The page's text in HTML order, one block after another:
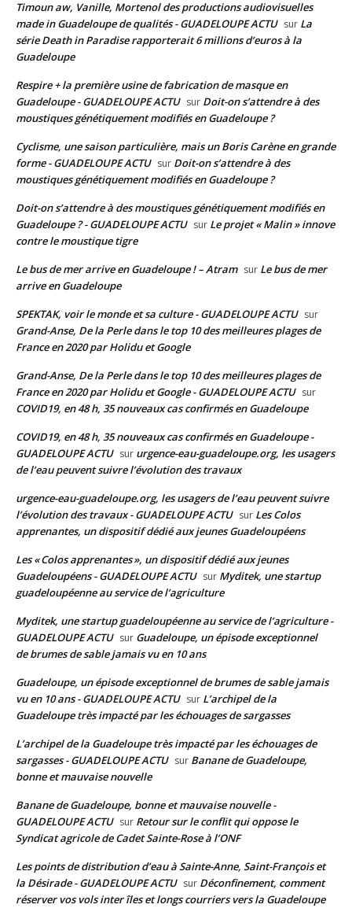
Timoun aw, Vanille, Mortenol des productions audiovisuelles
made in Guadeloupe de qualités - GUADELOUPE ACTU sur La
série Death in Paradise rapporterait 6 millions d’euros à la
Guadeloupe
Respire + la première usine de fabrication de masque en
Guadeloupe - GUADELOUPE ACTU sur Doit-on s’attendre à des
moustiques génétiquement modifiés en Guadeloupe ?
Cyclisme, une saison particulière, mais un Boris Carène en grande
forme - GUADELOUPE ACTU sur Doit-on s’attendre à des
moustiques génétiquement modifiés en Guadeloupe ?
Doit-on s’attendre à des moustiques génétiquement modifiés en
Guadeloupe ? - GUADELOUPE ACTU sur Le projet « Malin » innove
contre le moustique tigre
Le bus de mer arrive en Guadeloupe ! – Atram sur Le bus de mer
arrive en Guadeloupe
SPEKTAK, voir le monde et sa culture - GUADELOUPE ACTU sur
Grand-Anse, De la Perle dans le top 10 des meilleures plages de
France en 2020 par Holidu et Google
Grand-Anse, De la Perle dans le top 10 des meilleures plages de
France en 2020 par Holidu et Google - GUADELOUPE ACTU sur
COVID19, en 48 h, 35 nouveaux cas confirmés en Guadeloupe
COVID19, en 48 h, 35 nouveaux cas confirmés en Guadeloupe -
GUADELOUPE ACTU sur urgence-eau-guadeloupe.org, les usagers
de l’eau peuvent suivre l’évolution des travaux
urgence-eau-guadeloupe.org, les usagers de l’eau peuvent suivre
l’évolution des travaux - GUADELOUPE ACTU sur Les Colos
apprenantes, un dispositif dédié aux jeunes Guadeloupéens
Les « Colos apprenantes », un dispositif dédié aux jeunes
Guadeloupéens - GUADELOUPE ACTU sur Myditek, une startup
guadeloupéenne au service de l’agriculture
Myditek, une startup guadeloupéenne au service de l’agriculture -
GUADELOUPE ACTU sur Guadeloupe, un épisode exceptionnel
de brumes de sable jamais vu en 10 ans
Guadeloupe, un épisode exceptionnel de brumes de sable jamais
vu en 10 ans - GUADELOUPE ACTU sur L’archipel de la
Guadeloupe très impacté par les échouages de sargasses
L’archipel de la Guadeloupe très impacté par les échouages de
sargasses - GUADELOUPE ACTU sur Banane de Guadeloupe,
bonne et mauvaise nouvelle
Banane de Guadeloupe, bonne et mauvaise nouvelle -
GUADELOUPE ACTU sur Retour sur le conflit qui oppose le
Syndicat agricole de Cadet Sainte-Rose à l’ONF
Les points de distribution d’eau à Sainte-Anne, Saint-François et
la Désirade - GUADELOUPE ACTU sur Déconfinement, comment
réserver vos vols inter îles et longs courriers vers la Guadeloupe